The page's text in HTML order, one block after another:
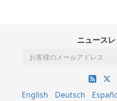
ニュースレ
English Deutsch